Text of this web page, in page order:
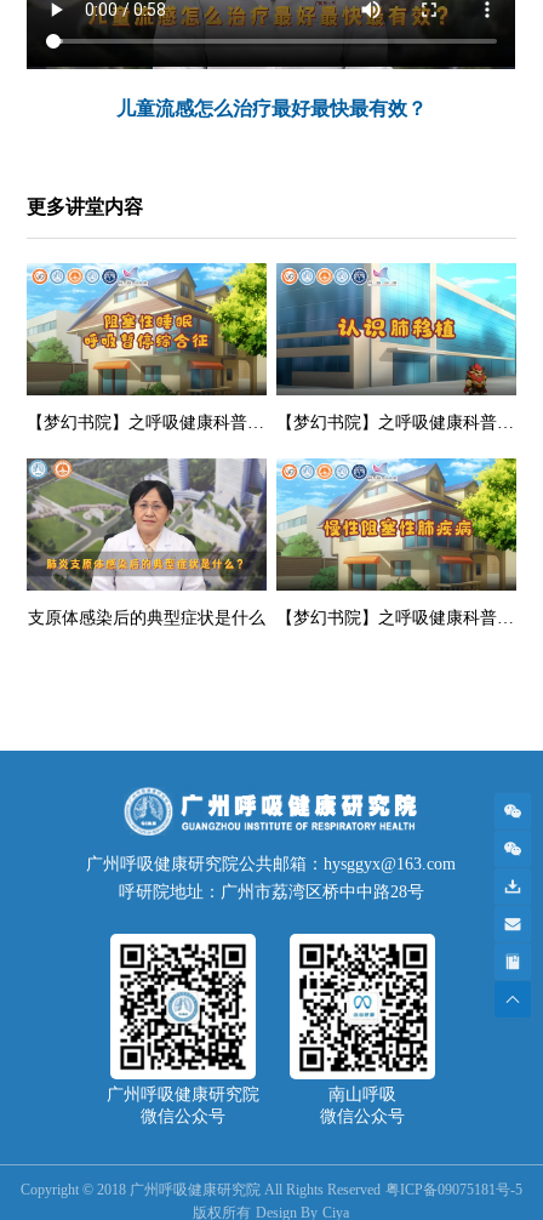
儿童流感怎么治疗最好最快最有效？
更多讲堂内容
【梦幻书院】之呼吸健康科普-阻塞性睡眠呼吸暂停综合征 【梦幻书院】之呼吸健康科普-认识肺移植
支原体感染后的典型症状是什么 【梦幻书院】之呼吸健康科普-慢性阻塞性肺疾病
广州呼吸健康研究院公共邮箱：hysggyx@163.com
呼研院地址：广州市荔湾区桥中中路28号
广州呼吸健康研究院
微信公众号
南山呼吸
微信公众号
Copyright © 2018 广州呼吸健康研究院 All Rights Reserved 粤ICP备09075181号-5
版权所有 Design By Ciya